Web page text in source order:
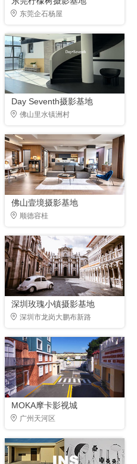
东莞企石杨屋
Day Seventh摄影基地
佛山里水镇洲村
佛山壹境摄影基地
顺德容桂
深圳玫瑰小镇摄影基地
深圳市龙岗大鹏布新路
MOKA摩卡影视城
广州天河区